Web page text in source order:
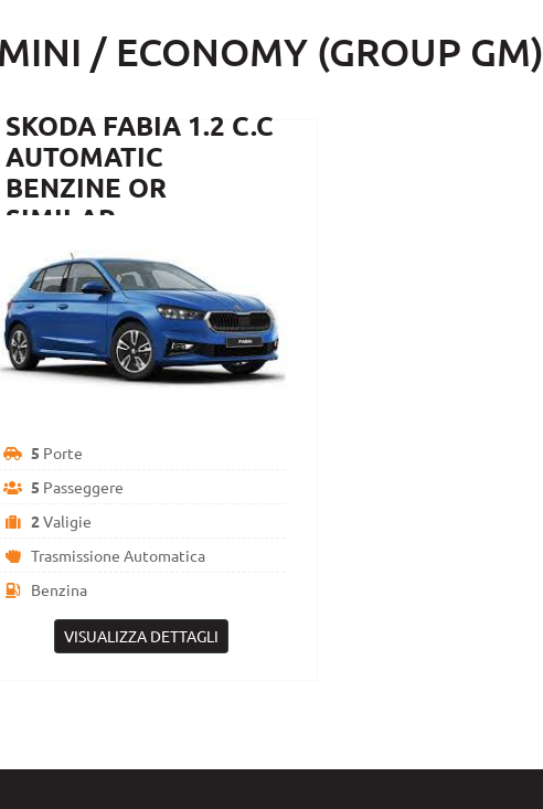
/ ECONOMY (GROUP GM)
SKODA FABIA 1.2 C.C
AUTOMATIC
BENZINE OR
SIMILAR
5 Porte
5 Passeggere
2Valigie
Trasmissione Automatica
Benzina
VISUALIZZA DETTAGLI